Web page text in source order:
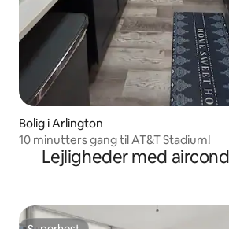
Bolig i Arlington
10 minutters gang til AT&T Stadium!
Lejligheder med